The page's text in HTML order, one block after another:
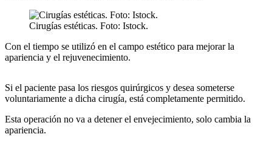
Cirugías estéticas. Foto: Istock.
Con el tiempo se utilizó en el campo estético para mejorar la
apariencia y el rejuvenecimiento.
Si el paciente pasa los riesgos quirúrgicos y desea someterse
voluntariamente a dicha cirugía, está completamente permitido.
Esta operación no va a detener el envejecimiento, solo cambia la
apariencia.